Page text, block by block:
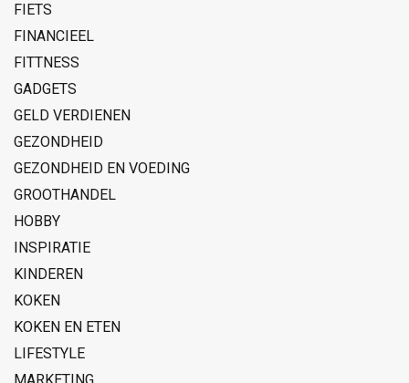
FIETS
FINANCIEEL
FITTNESS
GADGETS
GELD VERDIENEN
GEZONDHEID
GEZONDHEID EN VOEDING
GROOTHANDEL
HOBBY
INSPIRATIE
KINDEREN
KOKEN
KOKEN EN ETEN
LIFESTYLE